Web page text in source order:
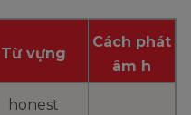
Từ vựng
Cách phát
âm h
honest